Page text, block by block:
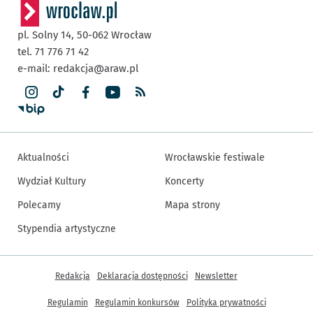
pl. Solny 14, 50-062 Wrocław
tel. 71 776 71 42
e-mail: redakcja@araw.pl
Aktualności
Wydział Kultury
Polecamy
Stypendia artystyczne
Wrocławskie festiwale
Koncerty
Mapa strony
Inne informacje
Redakcja Deklaracja dostępności Newsletter
Regulamin Regulamin konkursów Polityka prywatności